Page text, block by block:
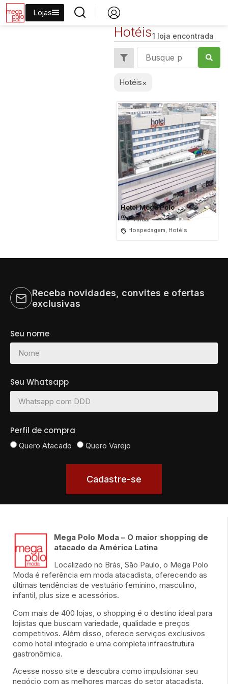
Lojas
Hostels
Hotéis1 loja encontrada
Hotéis×
Hotel Mega Polo
3º Andar -
Hospedagem, Hotéis
Receba novidades, convites e ofertas
exclusivas
Seu nome
Seu Whatsapp
Perfil de compra
Quero Atacado Quero Varejo
Cadastre-se
Mega Polo Moda – O maior shopping de
atacado da América Latina
Localizado no Brás, São Paulo, o Mega Polo
Moda é referência em moda atacadista, oferecendo as
últimas tendências de vestuário feminino, masculino,
infantil, plus size e acessórios.
Com mais de 400 lojas, o shopping é o destino ideal para
lojistas que buscam variedade, qualidade e preços
competitivos. Além disso, oferece serviços exclusivos
como hotel integrado e uma completa infraestrutura
gastronômica.
Acesse nosso site e descubra como impulsionar seu
negócio com as melhores marcas do setor atacadista.